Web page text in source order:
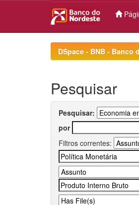
DSpace - BNB - Banco
Pesquisar
Pesquisar:
por
Filtros correntes: